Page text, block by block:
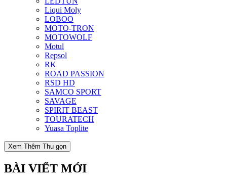
Liqui Moly
LOBOO
MOTO-TRON
MOTOWOLF
Motul
Repsol
RK
ROAD PASSION
RSD HD
SAMCO SPORT
SAVAGE
SPIRIT BEAST
TOURATECH
Yuasa Toplite
Xem Thêm Thu gọn
BÀI VIẾT MỚI